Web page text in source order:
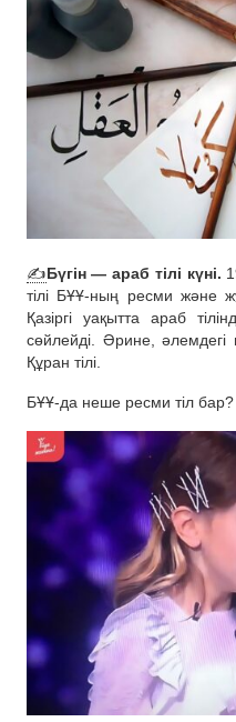
✍️Бүгін — араб тілі күні.
тілі БҰҰ-ның ресми және
Қазіргі уақытта араб
сөйлейді. Әрине,
Құран тілі.
БҰҰ-да неше ресми тіл бар?